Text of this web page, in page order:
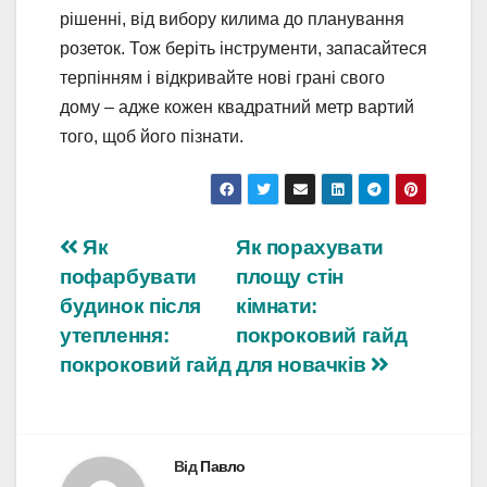
рішенні, від вибору килима до планування
розеток. Тож беріть інструменти, запасайтеся
терпінням і відкривайте нові грані свого
дому – адже кожен квадратний метр вартий
того, щоб його пізнати.
Навігація
записів
Як порахувати
площу стін
кімнати:
покроковий гайд
для новачків
Як
пофарбувати
будинок після
утеплення:
покроковий гайд
ВідПавло